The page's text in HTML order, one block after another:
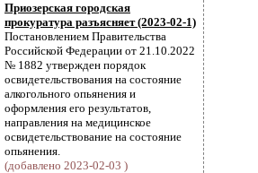
Приозерская городская
прокуратура разъясняет (2023-02-1)
Постановлением Правительства
Российской Федерации от 21.10.2022
№ 1882 утвержден порядок
освидетельствования на состояние
алкогольного опьянения и
оформления его результатов,
направления на медицинское
освидетельствование на состояние
опьянения.
(добавлено 2023-02-03 )